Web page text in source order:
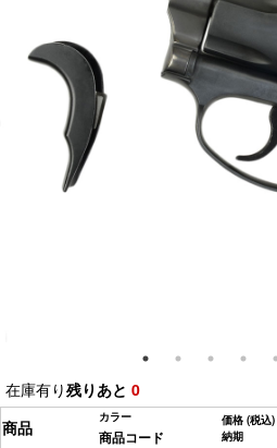
在庫有り残りあと 0
商品
カラー
商品コード
価格 (税込)
納期